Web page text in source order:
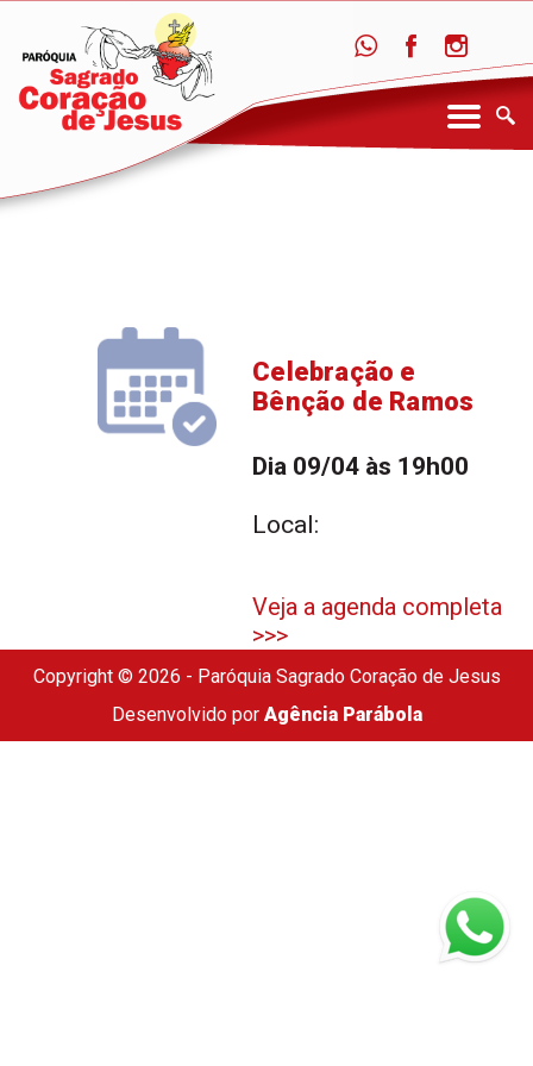
Celebração e
Bênção de Ramos
Dia 09/04 às 19h00
Local:
Veja a agenda completa
>>>
Copyright © 2026 - Paróquia Sagrado Coração de Jesus
Desenvolvido por Agência Parábola